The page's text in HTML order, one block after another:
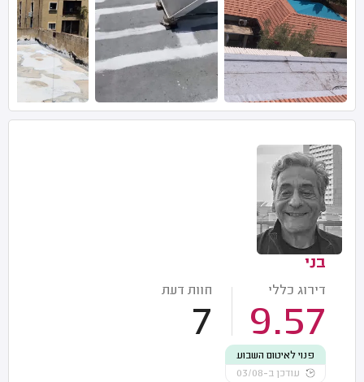
בני
דירוג כללי
9.57
חוות דעת
7
פנוי לאיטום השבוע
עודכן ב-03/08